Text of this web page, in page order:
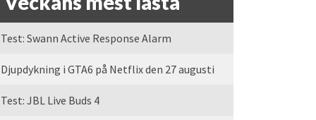
Test: Swann Active Response Alarm
Djupdykning i GTA6 på Netflix den 27 augusti
Test: JBL Live Buds 4